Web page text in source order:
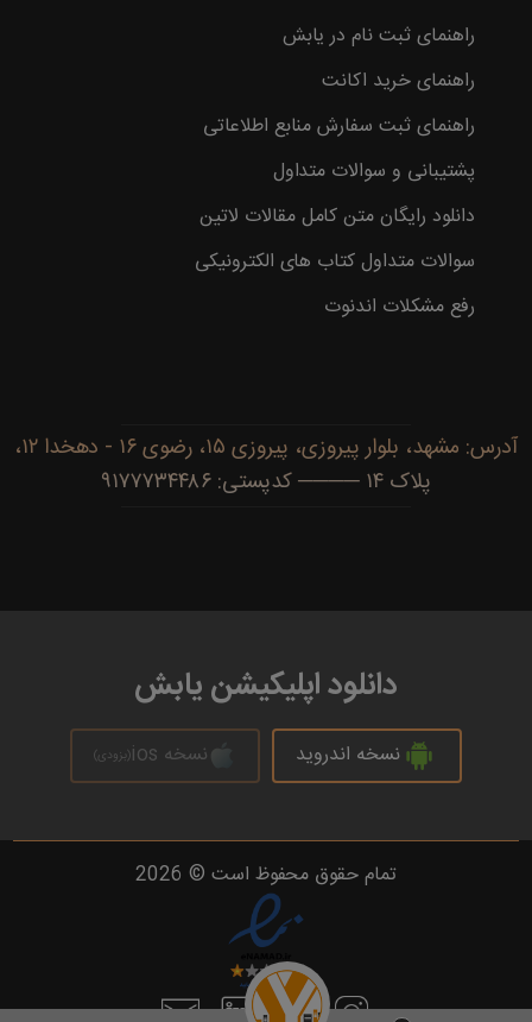
راهنمای ثبت نام در یابش
راهنمای خرید اکانت
راهنمای ثبت سفارش منابع اطلاعاتی
پشتیبانی و سوالات متداول
دانلود رایگان متن کامل مقالات لاتین
سوالات متداول کتاب های الکترونیکی
رفع مشکلات اندنوت
آدرس: مشهد، بلوار پیروزی، پیروزی ۱۵، رضوی ۱۶ - دهخدا ۱۲،
پلاک ۱۴ ──── کدپستی: ۹۱۷۷۷۳۴۴۸۶
دانلود اپلیکیشن یابش
نسخه اندروید نسخه ios (بزودی)
تمام حقوق محفوظ است © 2026